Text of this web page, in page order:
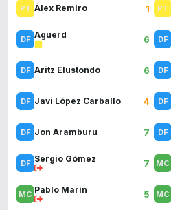
Álex Remiro 1
Aguerd 6
Aritz Elustondo 6
Javi López Carballo 4
Jon Aramburu 7
Sergio Gómez 7
Pablo Marín 5